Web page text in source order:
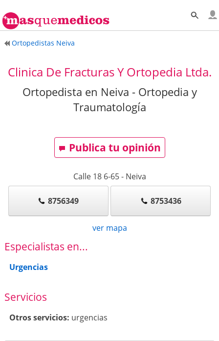
Ortopedistas Neiva
Clinica De Fracturas Y Ortopedia Ltda.
Ortopedista en Neiva - Ortopedia y
Traumatología
Publica tu opinión
Calle 18 6-65- Neiva
8756349 8753436
ver mapa
Especialistas en...
Urgencias
Servicios
Otros servicios: urgencias